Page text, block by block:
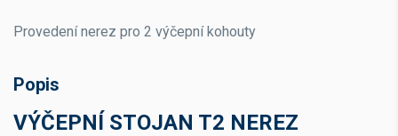
Provedení nerez pro 2 výčepní kohouty
Popis
VÝČEPNÍ STOJAN T2 NEREZ